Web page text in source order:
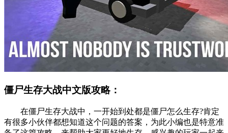
僵尸生存大战中文版攻略：
在僵尸生存大战中，一开始到处都是僵尸怎么生存?肯定
有很多小伙伴都想知道这个问题的答案，为此小编也是特意准